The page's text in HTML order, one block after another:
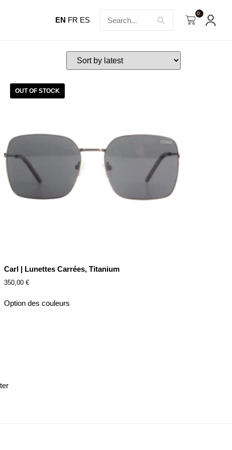
EN FR ES
0
Carl | Lunettes Carrées, Titanium
350,00 €
Option des couleurs